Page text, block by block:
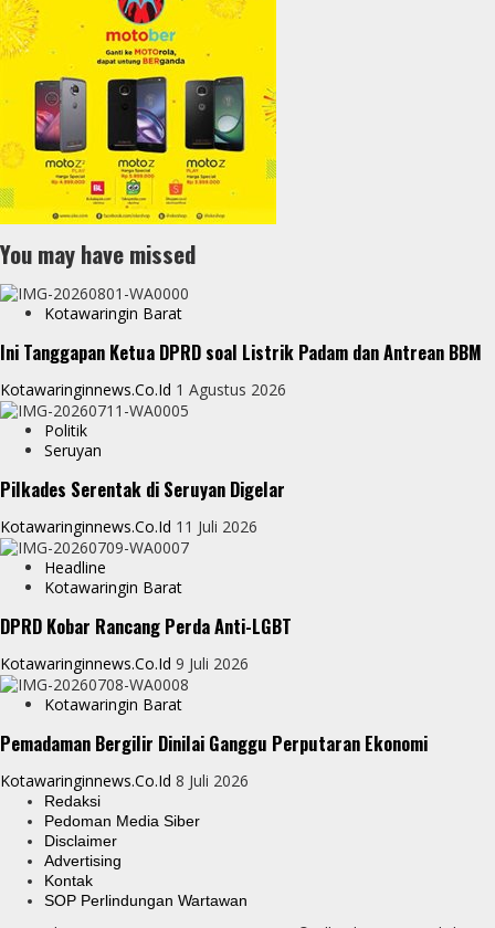
You may have missed
Kotawaringin Barat
Ini Tanggapan Ketua DPRD soal Listrik Padam dan Antrean BBM
Kotawaringinnews.co.id 1 Agustus 2026
Politik
Seruyan
Pilkades Serentak di Seruyan Digelar
Kotawaringinnews.co.id 11 Juli 2026
Headline
Kotawaringin Barat
DPRD Kobar Rancang Perda Anti-LGBT
Kotawaringinnews.co.id 9 Juli 2026
Kotawaringin Barat
Pemadaman Bergilir Dinilai Ganggu Perputaran Ekonomi
Kotawaringinnews.co.id 8 Juli 2026
Redaksi
Pedoman Media Siber
Disclaimer
Advertising
Kontak
SOP Perlindungan Wartawan